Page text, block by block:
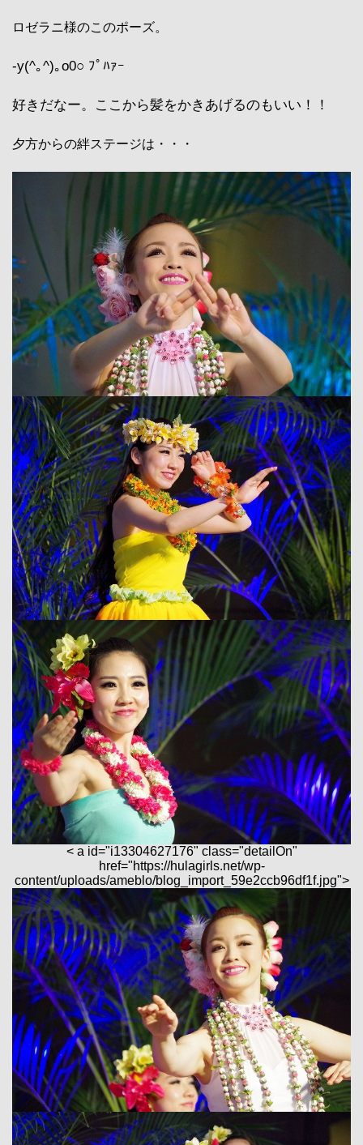
ロゼラニ様のこのポーズ。
-y(^｡^)｡o0○ ﾌﾟﾊｧｰ
好きだなー。ここから髪をかきあげるのもいい！！
夕方からの絆ステージは・・・
< a id="i13304627176" class="detailOn"
href="https://hulagirls.net/wp-
content/uploads/ameblo/blog_import_59e2ccb96df1f.jpg">